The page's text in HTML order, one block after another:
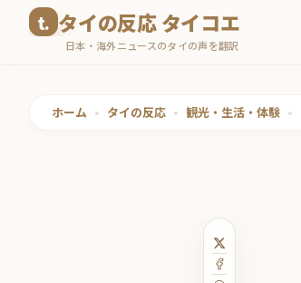
タイの反応 タイコエ
日本・海外ニュースのタイの声を翻訳
ホーム • タイの反応 • 観光・生活・体験 •